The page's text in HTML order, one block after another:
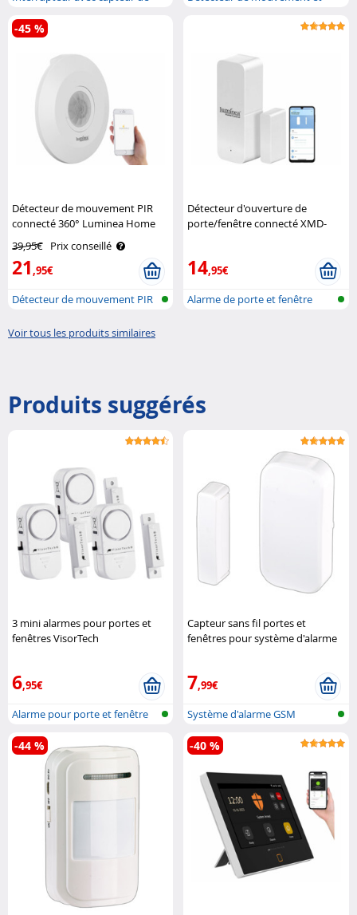
mouvem..
Détecteur de mouvement PIR
connecté 360° Luminea Home
39,95€ Prix conseillé
21 ,95€
-45 %
Détecteur de mouvement PIR
Détecteur d'ouverture de
porte/fenêtre connecté XMD-
14,95€
Alarme de porte et fenêtre
Voir tous les produits similaires
Produits suggérés
3 mini alarmes pour portes et
fenêtres VisorTech
6,95€
Alarme pour porte et fenêtre
Capteur sans fil portes et
fenêtres pour système d'alarme
7,99€
Système d'alarme GSM
-44 % -40 %